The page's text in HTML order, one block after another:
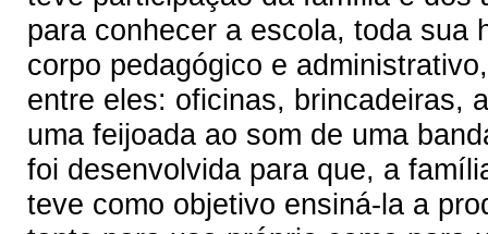
para conhecer a escola, toda sua
corpo pedagógico e
entre eles: oficinas, brincadeiras,
uma feijoada ao som de uma
foi desenvolvida para que, a
teve como objetivo ensiná-la a